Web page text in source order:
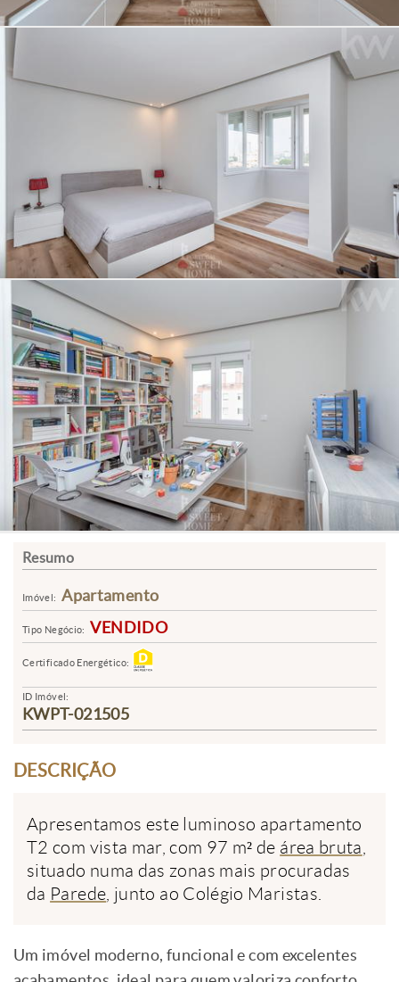
Resumo
Imóvel: Apartamento
Tipo Negócio: VENDIDO
Certificado Energético:
ID Imóvel:
KWPT-021505
DESCRIÇÃO
Apresentamos este luminoso apartamento
T2 com vista mar, com 97 m² de área bruta,
situado numa das zonas mais procuradas
da Parede, junto ao Colégio Maristas.
Um imóvel moderno, funcional e com excelentes